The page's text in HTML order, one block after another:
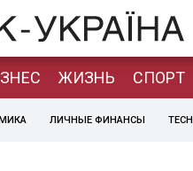
ЖИЗНЬ СПОРТ
ЛИЧНЫЕ ФИНАНСЫ TECH